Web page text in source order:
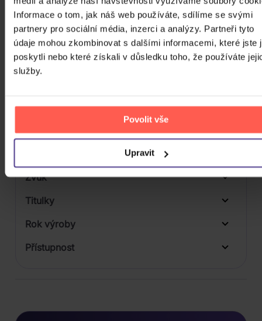
Informace o tom, jak náš web používáte, sdílíme se svými
partnery pro sociální média, inzerci a analýzy. Partneři tyto
údaje mohou zkombinovat s dalšími informacemi, které jste
poskytli nebo které získali v důsledku toho, že používáte
služby.
Povolit vše
Upravit
Počet DVD
Počet BD
Počet vinyl
Balení média
Formát média
Zvuk
Titulky
Rok výroby
Přístupnost